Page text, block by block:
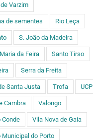
Varzim
de sementes Rio Leça
S. João da Madeira
da Feira Santo Tirso
Serra da Freita
Santa Justa Trofa UCP
Cambra Valongo
Conde Vila Nova de Gaia
Municipal do Porto